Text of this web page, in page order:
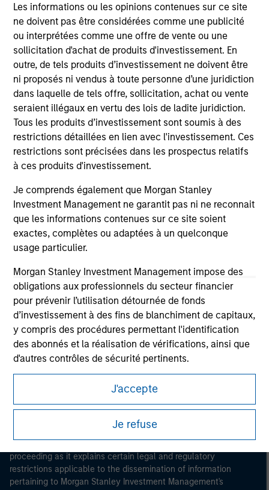
Les informations ou les opinions contenues sur ce site
ne doivent pas être considérées comme une publicité
ou interprétées comme une offre de vente ou une
sollicitation d'achat de produits d'investissement. En
outre, de tels produits d’investissement ne doivent être
ni proposés ni vendus à toute personne d’une juridiction
dans laquelle de tels offre, sollicitation, achat ou vente
seraient illégaux en vertu des lois de ladite juridiction.
Tous les produits d’investissement sont soumis à des
restrictions détaillées en lien avec l'investissement. Ces
restrictions sont précisées dans les prospectus relatifs
à ces produits d'investissement.
Je comprends également que Morgan Stanley
Investment Management ne garantit pas ni ne reconnait
que les informations contenues sur ce site soient
exactes, complètes ou adaptées à un quelconque
usage particulier.
Morgan Stanley Investment Management impose des
obligations aux professionnels du secteur financier
pour prévenir l’utilisation détournée de fonds
d’investissement à des fins de blanchiment de capitaux,
y compris des procédures permettant l'identification
des abonnés et la réalisation de vérifications, ainsi que
d'autres contrôles de sécurité pertinents.
Je reconnais qu'aucune entité de Morgan Stanley
Investment Management, ni aucune de ses sociétés
affiliées, ne pourra être tenue responsable de
quelconques pertes résultant directement ou
indirectement de toute information consultée résultant
d’une déclaration fausse ou erronée de ma part. En
acceptant cette déclaration, je confirme également
mon acceptation desTerms of Use, que j'ai lues et
J'accepte
Je refuse
purposes only. The information contained herein does
not constitute and should not be construed as an
offering of advisory services or an offer to sell or a
solicitation of an offer to buy any securities in any
jurisdiction in which such offer or solicitation,
purchase or sale would be unlawful under the
securities, insurance or other laws of such jurisdiction.
All investing involves risks, including a loss of principal.
Please refer to the strategy detail page for important
information on the strategy, including additional risk
considerations.
Morgan Stanley
Morgan Stanley Careers
This is a Marketing Communication.
proceeding as it explains certain legal and regulatory
restrictions applicable to the dissemination of information
pertaining to Morgan Stanley Investment Management's